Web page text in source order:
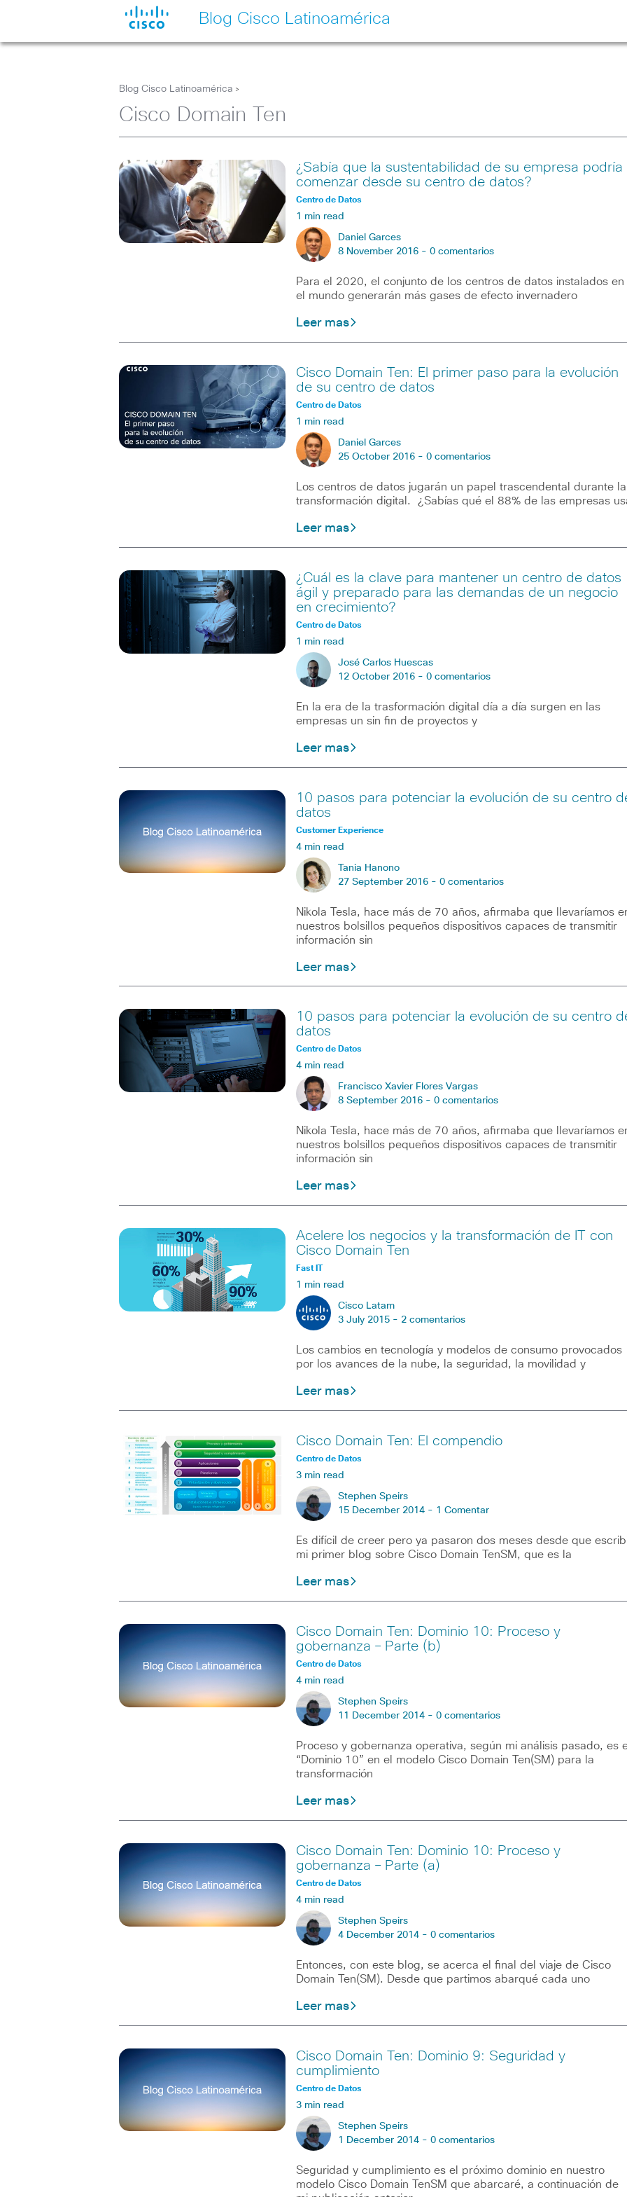
Blog Cisco Latinoamérica
Blog Cisco Latinoamérica >
Cisco Domain Ten
¿Sabía que la sustentabilidad de su empresa podría
comenzar desde su centro de datos?
Centro de Datos
1 min read
Daniel Garces
8 November 2016 - 0 comentarios
Para el 2020, el conjunto de los centros de datos instalados en
el mundo generarán más gases de efecto invernadero
Leer mas
Cisco Domain Ten: El primer paso para la evolución
de su centro de datos
Centro de Datos
1 min read
Daniel Garces
25 October 2016 - 0 comentarios
Los centros de datos jugarán un papel trascendental durante la
transformación digital. ¿Sabías qué el 88% de las empresas
Leer mas
¿Cuál es la clave para mantener un centro de datos
ágil y preparado para las demandas de un negocio
en crecimiento?
Centro de Datos
1 min read
José Carlos Huescas
12 October 2016 - 0 comentarios
En la era de la trasformación digital día a día surgen en las
empresas un sin fin de proyectos y
Leer mas
10 pasos para potenciar la evolución de su centro
datos
Customer Experience
4 min read
Tania Hanono
27 September 2016 - 0 comentarios
Nikola Tesla, hace más de 70 años, afirmaba que llevaríamos
nuestros bolsillos pequeños dispositivos capaces de transmitir
información sin
Leer mas
10 pasos para potenciar la evolución de su centro
datos
Centro de Datos
4 min read
Francisco Xavier Flores Vargas
8 September 2016 - 0 comentarios
Nikola Tesla, hace más de 70 años, afirmaba que llevaríamos
nuestros bolsillos pequeños dispositivos capaces de transmitir
información sin
Leer mas
Acelere los negocios y la transformación de IT con
Cisco Domain Ten
Fast IT
1 min read
Cisco Latam
3 July 2015 - 2 comentarios
Los cambios en tecnología y modelos de consumo provocados
por los avances de la nube, la seguridad, la movilidad y
Leer mas
Cisco Domain Ten: El compendio
Centro de Datos
3 min read
Stephen Speirs
15 December 2014 - 1 Comentar
Es difícil de creer pero ya pasaron dos meses desde que
mi primer blog sobre Cisco Domain TenSM, que es la
Leer mas
Cisco Domain Ten: Dominio 10: Proceso y
gobernanza – Parte (b)
Centro de Datos
4 min read
Stephen Speirs
11 December 2014 - 0 comentarios
Proceso y gobernanza operativa, según mi análisis pasado, es
“Dominio 10” en el modelo Cisco Domain Ten(SM) para la
transformación
Leer mas
Cisco Domain Ten: Dominio 10: Proceso y
gobernanza – Parte (a)
Centro de Datos
4 min read
Stephen Speirs
4 December 2014 - 0 comentarios
Entonces, con este blog, se acerca el final del viaje de Cisco
Domain Ten(SM). Desde que partimos abarqué cada uno
Leer mas
Cisco Domain Ten: Dominio 9: Seguridad y
cumplimiento
Centro de Datos
3 min read
Stephen Speirs
1 December 2014 - 0 comentarios
Seguridad y cumplimiento es el próximo dominio en nuestro
modelo Cisco Domain TenSM que abarcaré, a continuación de